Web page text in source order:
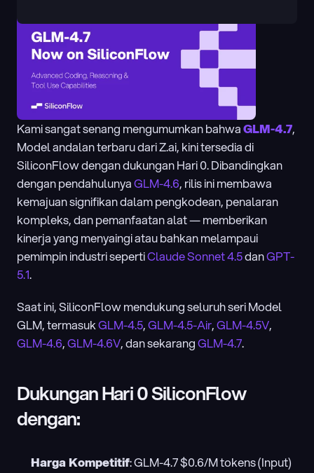
Kami sangat senang mengumumkan bahwa GLM-4.7,
Model andalan terbaru dari Z.ai, kini tersedia di
SiliconFlow dengan dukungan Hari 0. Dibandingkan
dengan pendahulunya GLM-4.6, rilis ini membawa
kemajuan signifikan dalam pengkodean, penalaran
kompleks, dan pemanfaatan alat — memberikan
kinerja yang menyaingi atau bahkan melampaui
pemimpin industri seperti Claude Sonnet 4.5 dan GPT-
5.1.
Saat ini, SiliconFlow mendukung seluruh seri Model
GLM, termasuk GLM-4.5, GLM-4.5-Air, GLM-4.5V
GLM-4.6, GLM-4.6V, dan sekarang GLM-4.7.
Dukungan Hari 0 SiliconFlow
dengan:
Harga Kompetitif: GLM-4.7 $0.6/M tokens (Input)